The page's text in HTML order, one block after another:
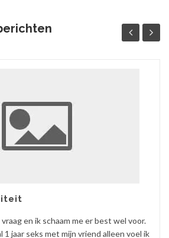
en ik schaam me er best wel voor.
1 jaar seks met mijn vriend alleen voel ik